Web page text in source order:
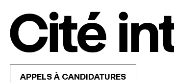
APPELS À CANDIDATURES